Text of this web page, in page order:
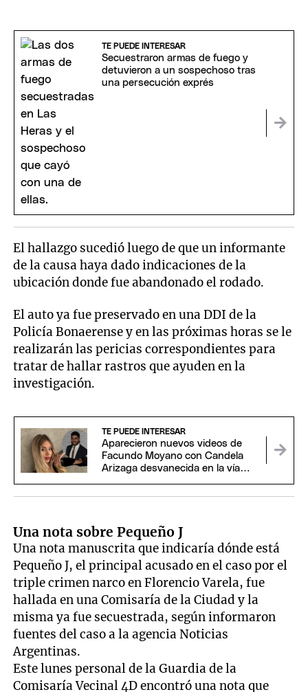
TE PUEDE INTERESAR
Secuestraron armas de fuego y
detuvieron a un sospechoso tras
una persecución exprés
El hallazgo sucedió luego de que un informante
de la causa haya dado indicaciones de la
ubicación donde fue abandonado el rodado.
El auto ya fue preservado en una DDI de la
Policía Bonaerense y en las próximas horas se le
realizarán las pericias correspondientes para
tratar de hallar rastros que ayuden en la
investigación.
TE PUEDE INTERESAR
Aparecieron nuevos videos de
Facundo Moyano con Candela
Arizaga desvanecida en la vía
Una nota sobre Pequeño J
Una nota manuscrita que indicaría dónde está
Pequeño J, el principal acusado en el caso por el
triple crimen narco en Florencio Varela, fue
hallada en una Comisaría de la Ciudad y la
misma ya fue secuestrada, según informaron
fuentes del caso a la agencia Noticias
Argentinas.
Este lunes personal de la Guardia de la
Comisaría Vecinal 4D encontró una nota que